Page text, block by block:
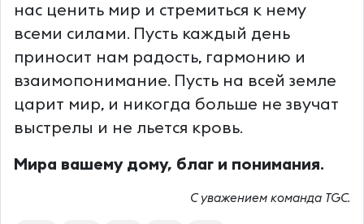
нас ценить мир и стремиться к нему
всеми силами. Пусть каждый день
приносит нам радость, гармонию и
взаимопонимание. Пусть на всей земле
царит мир, и никогда больше не звучат
выстрелы и не льется кровь.
Мира вашему дому, благ и понимания.
С уважением команда TGC.